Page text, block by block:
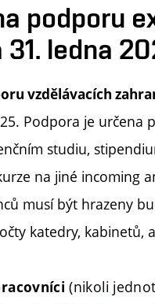
podporu
ledna
vzdělávacích
Podpora je
studiu,
na jiné incoming
musí být hrazeny
katedry, kabinetů,
(nikoli